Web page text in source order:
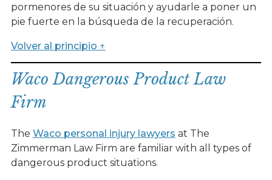
pormenores de su situación y ayudarle a poner un
pie fuerte en la búsqueda de la recuperación.
Volver al principio ↑
Waco Dangerous Product Law
Firm
The Waco personal injury lawyers at The
Zimmerman Law Firm are familiar with all types of
dangerous product situations.